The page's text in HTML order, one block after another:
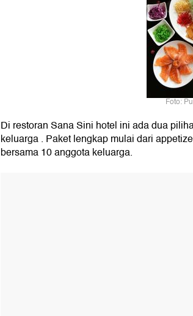
Foto:
Di restoran Sana Sini hotel ini ada dua
keluarga . Paket lengkap mulai dari
bersama 10 anggota keluarga.